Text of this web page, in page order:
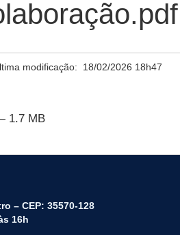
modificação: 18/02/2026 18h47
1.7 MB
– CEP: 35570-128
16h